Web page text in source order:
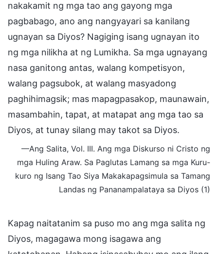
nakakamit ng mga tao ang gayong mga
pagbabago, ano ang nangyayari sa kanilang
ugnayan sa Diyos? Nagiging isang ugnayan ito
ng mga nilikha at ng Lumikha. Sa mga ugnayang
nasa ganitong antas, walang kompetisyon,
walang pagsubok, at walang masyadong
paghihimagsik; mas mapagpasakop, maunawain,
masambahin, tapat, at matapat ang mga tao sa
Diyos, at tunay silang may takot sa Diyos.
—Ang Salita, Vol. III. Ang mga Diskurso ni Cristo ng
mga Huling Araw. Sa Paglutas Lamang sa mga Kuru-
kuro ng Isang Tao Siya Makakapagsimula sa Tamang
Landas ng Pananampalataya sa Diyos (1)
Kapag naitatanim sa puso mo ang mga salita ng
Diyos, magagawa mong isagawa ang